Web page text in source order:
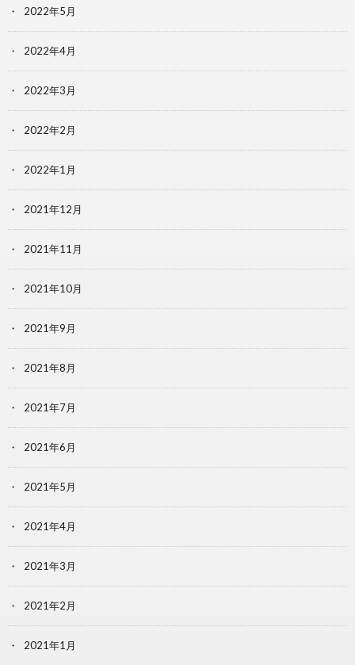
2022年5月
2022年4月
2022年3月
2022年2月
2022年1月
2021年12月
2021年11月
2021年10月
2021年9月
2021年8月
2021年7月
2021年6月
2021年5月
2021年4月
2021年3月
2021年2月
2021年1月